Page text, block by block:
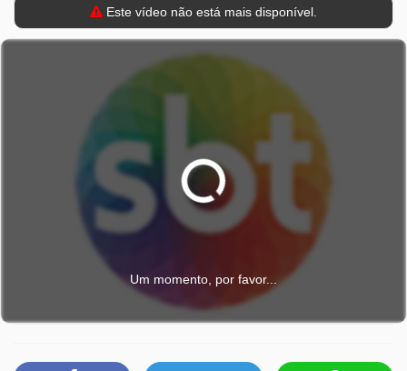
Este vídeo não está mais disponível.
Um momento, por favor...